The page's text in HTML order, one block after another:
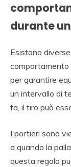
durante
Esistono
comportamento
per garantire
un intervallo di
fa, il tiro può
I portieri sono
a quando la
questa regola